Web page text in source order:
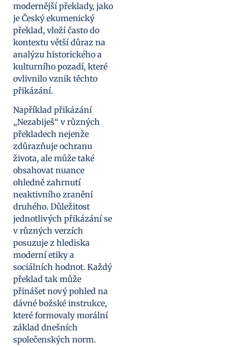
modernější překlady, jako
je Český ekumenický
překlad, vloží často do
kontextu větší důraz na
analýzu historického a
kulturního pozadí, které
ovlivnilo vznik těchto
přikázání.
Například přikázání
„Nezabiješ“ v různých
překladech nejenže
zdůrazňuje ochranu
života, ale může také
obsahovat nuance
ohledně zahrnutí
neaktivního zranění
druhého. Důležitost
jednotlivých přikázání se
v různých verzích
posuzuje z hlediska
moderní etiky a
sociálních hodnot. Každý
překlad tak může
přinášet nový pohled na
dávné božské instrukce,
které formovaly morální
základ dnešních
společenských norm.